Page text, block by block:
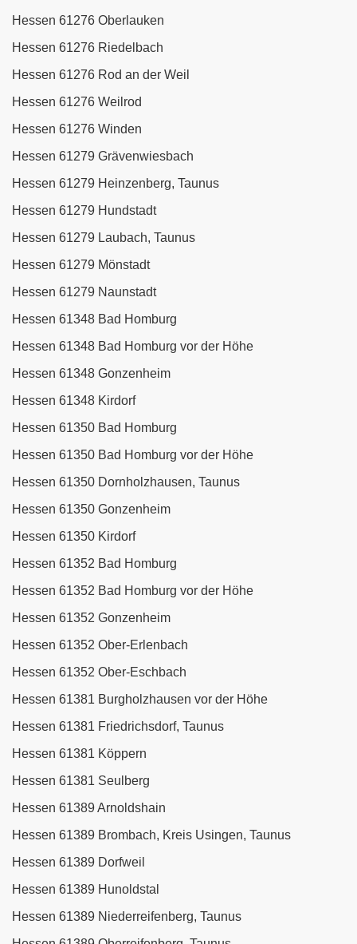
Hessen 61276 Oberlauken
Hessen 61276 Riedelbach
Hessen 61276 Rod an der Weil
Hessen 61276 Weilrod
Hessen 61276 Winden
Hessen 61279 Grävenwiesbach
Hessen 61279 Heinzenberg, Taunus
Hessen 61279 Hundstadt
Hessen 61279 Laubach, Taunus
Hessen 61279 Mönstadt
Hessen 61279 Naunstadt
Hessen 61348 Bad Homburg
Hessen 61348 Bad Homburg vor der Höhe
Hessen 61348 Gonzenheim
Hessen 61348 Kirdorf
Hessen 61350 Bad Homburg
Hessen 61350 Bad Homburg vor der Höhe
Hessen 61350 Dornholzhausen, Taunus
Hessen 61350 Gonzenheim
Hessen 61350 Kirdorf
Hessen 61352 Bad Homburg
Hessen 61352 Bad Homburg vor der Höhe
Hessen 61352 Gonzenheim
Hessen 61352 Ober-Erlenbach
Hessen 61352 Ober-Eschbach
Hessen 61381 Burgholzhausen vor der Höhe
Hessen 61381 Friedrichsdorf, Taunus
Hessen 61381 Köppern
Hessen 61381 Seulberg
Hessen 61389 Arnoldshain
Hessen 61389 Brombach, Kreis Usingen, Taunus
Hessen 61389 Dorfweil
Hessen 61389 Hunoldstal
Hessen 61389 Niederreifenberg, Taunus